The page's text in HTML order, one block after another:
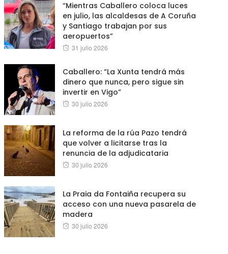
“Mientras Caballero coloca luces
en julio, las alcaldesas de A Coruña
y Santiago trabajan por sus
aeropuertos”
Posted
31 julio 2026
Caballero: “La Xunta tendrá más
dinero que nunca, pero sigue sin
invertir en Vigo”
Posted
30 julio 2026
La reforma de la rúa Pazo tendrá
que volver a licitarse tras la
renuncia de la adjudicataria
Posted
30 julio 2026
La Praia da Fontaiña recupera su
acceso con una nueva pasarela de
madera
Posted
30 julio 2026